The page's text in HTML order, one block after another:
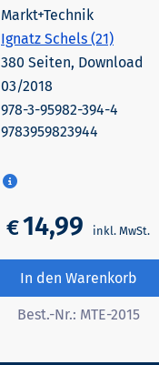
Markt+Technik
Ignatz Schels (21)
380 Seiten, Download
03/2018
978-3-95982-394-4
9783959823944
€14,99
In den Warenkorb
Best.-Nr.: MTE-2015